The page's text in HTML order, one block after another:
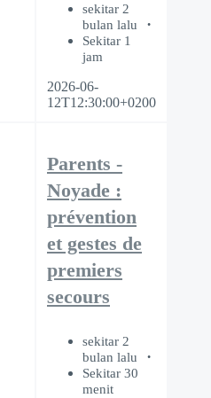
sekitar 2
bulan lalu
Sekitar 1
jam
2026-06-
12T12:30:00+0200
Parents -
Noyade :
prévention
et gestes de
premiers
secours
sekitar 2
bulan lalu
Sekitar 30
menit